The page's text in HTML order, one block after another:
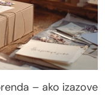
– ako izazove